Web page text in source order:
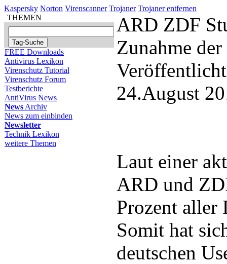
Kaspersky Norton Virenscanner Trojaner Trojaner entfernen
THEMEN
FREE Downloads
Antivirus Lexikon
Virenschutz Tutorial
Virenschutz Forum
Testberichte
AntiVirus News
News Archiv
News zum einbinden
Newsletter
Technik Lexikon
weitere Themen
ARD ZDF
Zunahme
24.August
Laut einer
ARD und
Prozent aller
Somit hat
deutschen